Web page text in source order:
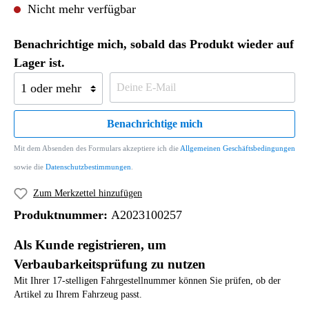
Nicht mehr verfügbar
Benachrichtige mich, sobald das Produkt wieder auf
Lager ist.
Benachrichtige mich
Mit dem Absenden des Formulars akzeptiere ich die Allgemeinen Geschäftsbedingungen
sowie die Datenschutzbestimmungen
Zum Merkzettel hinzufügen
Produktnummer: A2023100257
Als Kunde registrieren, um
Verbaubarkeitsprüfung zu nutzen
Mit Ihrer 17-stelligen Fahrgestellnummer können Sie prüfen, ob der
Artikel zu Ihrem Fahrzeug passt.